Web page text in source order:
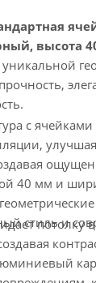
высота
с
40 мм и
стиль и
потолку